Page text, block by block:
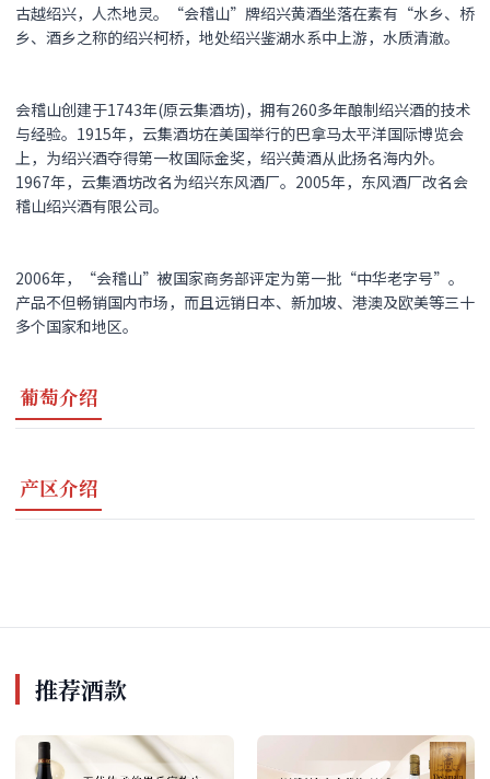
古越绍兴，人杰地灵。“会稽山”牌绍兴黄酒坐落在素有“水乡、桥
乡、酒乡之称的绍兴柯桥，地处绍兴鉴湖水系中上游，水质清澈。
会稽山创建于1743年(原云集酒坊)，拥有260多年酿制绍兴酒的技术
与经验。1915年，云集酒坊在美国举行的巴拿马太平洋国际博览会
上，为绍兴酒夺得第一枚国际金奖，绍兴黄酒从此扬名海内外。
1967年，云集酒坊改名为绍兴东风酒厂。2005年，东风酒厂改名会
稽山绍兴酒有限公司。
2006年，“会稽山”被国家商务部评定为第一批“中华老字号”。
产品不但畅销国内市场，而且远销日本、新加坡、港澳及欧美等三十
多个国家和地区。
葡萄介绍
产区介绍
推荐酒款